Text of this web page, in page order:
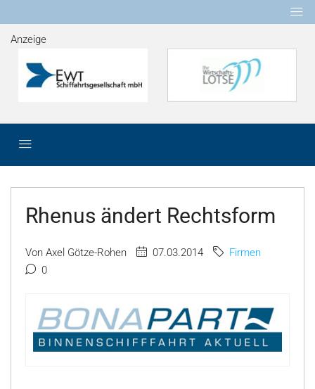
Anzeige
Rhenus ändert Rechtsform
Von Axel Götze-Rohen 07.03.2014
Firmen
0